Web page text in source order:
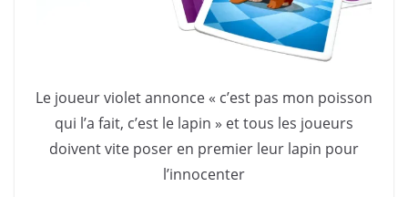
Le joueur violet annonce « c’est pas mon poisson
qui l’a fait, c’est le lapin » et tous les joueurs
doivent vite poser en premier leur lapin pour
l’innocenter